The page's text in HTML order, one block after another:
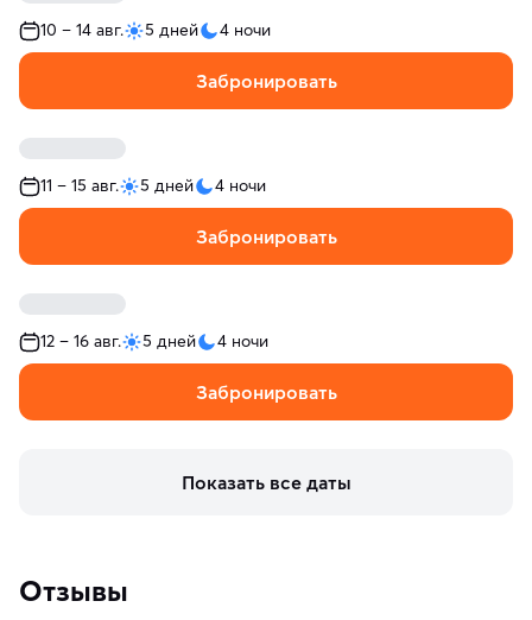
10 – 14 авг. 5 дней 4 ночи
Забронировать
11 – 15 авг. 5 дней 4 ночи
Забронировать
12 – 16 авг. 5 дней 4 ночи
Забронировать
Показать все даты
Отзывы